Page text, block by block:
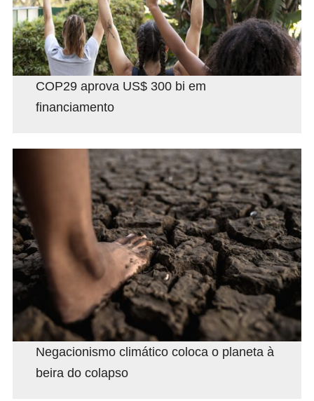
COP29 aprova US$ 300 bi em
financiamento
Negacionismo climático coloca o planeta à
beira do colapso